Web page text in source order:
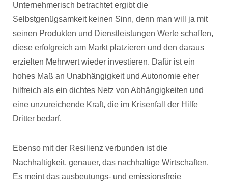
Unternehmerisch betrachtet ergibt die
Selbstgenügsamkeit keinen Sinn, denn man will ja mit
seinen Produkten und Dienstleistungen Werte schaffen,
diese erfolgreich am Markt platzieren und den daraus
erzielten Mehrwert wieder investieren. Dafür ist ein
hohes Maß an Unabhängigkeit und Autonomie eher
hilfreich als ein dichtes Netz von Abhängigkeiten und
eine unzureichende Kraft, die im Krisenfall der Hilfe
Dritter bedarf.
Ebenso mit der Resilienz verbunden ist die
Nachhaltigkeit, genauer, das nachhaltige Wirtschaften.
Es meint das ausbeutungs- und emissionsfreie